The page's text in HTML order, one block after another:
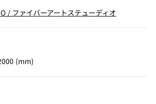
/ ファイバーアートステューディオ
(mm)